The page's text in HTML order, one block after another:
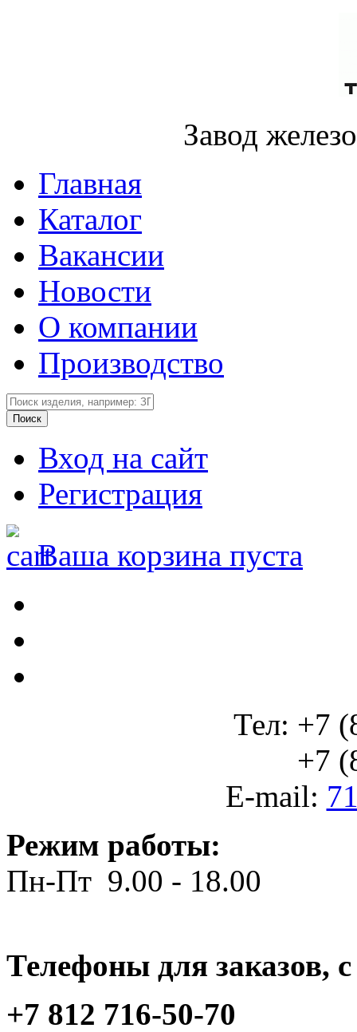
Завод
Главная
Каталог
Вакансии
Новости
О компании
Производство
Вход на сайт
Регистрация
Ваша корзина пуста
Тел: +7
+7
E-mail:
Режим работы:
Пн-Пт 9.00 - 18.00
Телефоны для заказов,
+7 812 716-50-70